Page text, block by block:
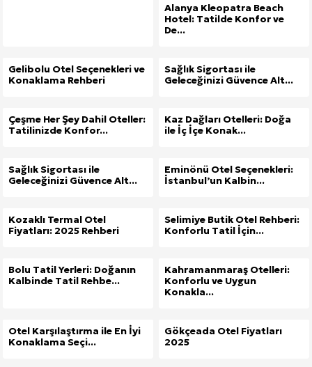
Alanya Kleopatra Beach
Hotel: Tatilde Konfor ve
De...
Gelibolu Otel Seçenekleri ve
Konaklama Rehberi
Sağlık Sigortası ile
Geleceğinizi Güvence Alt...
Çeşme Her Şey Dahil Oteller:
Tatilinizde Konfor...
Kaz Dağları Otelleri: Doğa
ile İç İçe Konak...
Sağlık Sigortası ile
Geleceğinizi Güvence Alt...
Eminönü Otel Seçenekleri:
İstanbul’un Kalbin...
Kozaklı Termal Otel
Fiyatları: 2025 Rehberi
Selimiye Butik Otel Rehberi:
Konforlu Tatil İçin...
Bolu Tatil Yerleri: Doğanın
Kalbinde Tatil Rehbe...
Kahramanmaraş Otelleri:
Konforlu ve Uygun
Konakla...
Otel Karşılaştırma ile En İyi
Konaklama Seçi...
Gökçeada Otel Fiyatları
2025